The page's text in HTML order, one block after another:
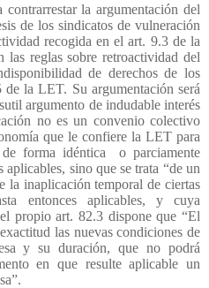
la argumentación del
de los sindicatos de vulneración
recogida en el art. 9.3 de la
reglas sobre retroactividad del
de derechos de los
la LET. Su argumentación será
argumento de indudable interés
no es un convenio colectivo
que le confiere la LET para
forma idéntica
o parciamente
sino que se trata “de un
la inaplicación temporal de ciertas
entonces aplicables, y cuya
propio art. 82.3 dispone que “El
las nuevas condiciones de
y su duración, que no podrá
en que resulte aplicable un